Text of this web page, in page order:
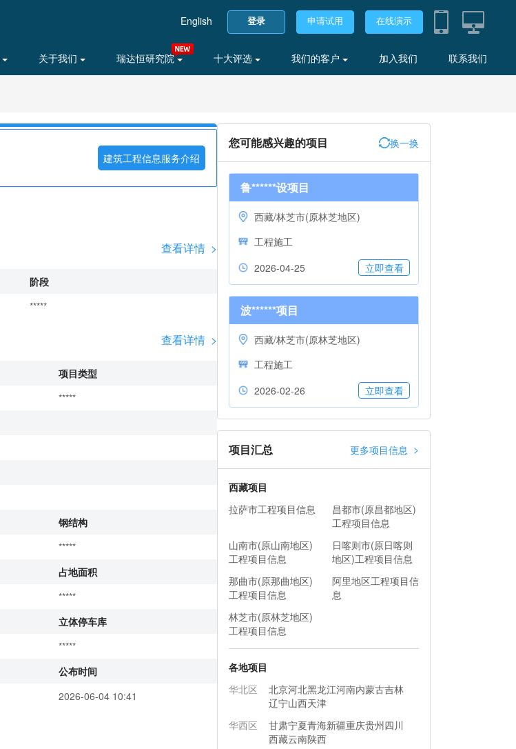
English 登录 申请试用 在线演示
关于我们 瑞达恒研究院 十大评选 我们的客户 加入我们 联系我们
建筑工程信息服务介绍
查看详情 >
阶段
*****
查看详情 >
项目类型
*****
钢结构
*****
占地面积
*****
立体停车库
*****
公布时间
2026-06-04 10:41
您可能感兴趣的项目 换一换
鲁******设项目
西藏/林芝市(原林芝地区)
工程施工
2026-04-25
立即查看
波******项目
西藏/林芝市(原林芝地区)
工程施工
2026-02-26
立即查看
项目汇总 更多项目信息 >
西藏项目
拉萨市工程项目信息
昌都市(原昌都地区)
工程项目信息
山南市(原山南地区)
工程项目信息
日喀则市(原日喀则
地区)工程项目信息
那曲市(原那曲地区)
工程项目信息
阿里地区工程项目信
息
林芝市(原林芝地区)
工程项目信息
各地项目
华北区
北京河北黑龙江河南内蒙古吉林
辽宁山西天津
华西区
甘肃宁夏青海新疆重庆贵州四川
西藏云南陕西